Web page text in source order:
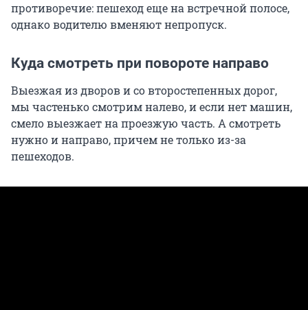
противоречие: пешеход еще на встречной полосе,
однако водителю вменяют непропуск.
Куда смотреть при повороте направо
Выезжая из дворов и со второстепенных дорог,
мы частенько смотрим налево, и если нет машин,
смело выезжает на проезжую часть. А смотреть
нужно и направо, причем не только из-за
пешеходов.